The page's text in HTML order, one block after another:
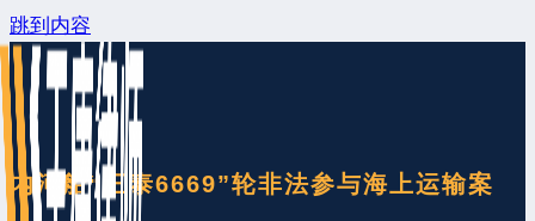
跳到内容
内河船“三泰6669”轮非法参与海上运输案